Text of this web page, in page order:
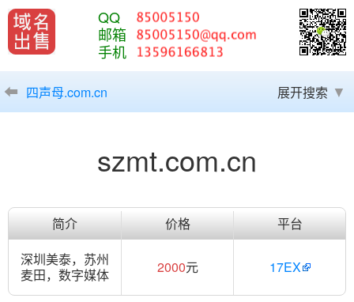
QQ
邮箱
手机
四声母.com.cn 展开搜索
szmt.com.cn
简介 价格
平台
深圳美泰，苏州
麦田，数字媒体
2000元 17EX